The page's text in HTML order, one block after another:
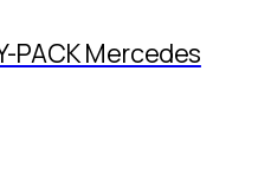
PACK Mercedes